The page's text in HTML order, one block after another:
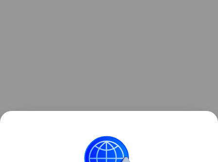
Можно ли беременным лежать в